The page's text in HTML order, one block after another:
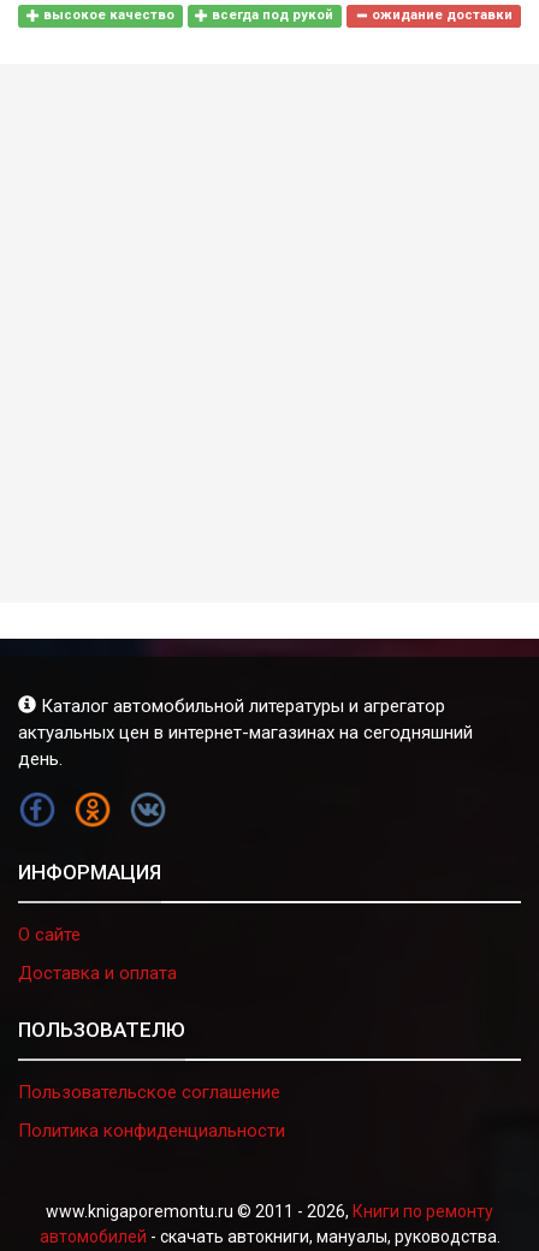
высокое качество всегда под рукой ожидание доставки
Каталог автомобильной литературы и агрегатор
актуальных цен в интернет-магазинах на сегодняшний
день.
FB OK VK
ИНФОРМАЦИЯ
О сайте
Доставка и оплата
ПОЛЬЗОВАТЕЛЮ
Пользовательское соглашение
Политика конфиденциальности
www.knigaporemontu.ru © 2011 - 2026, Книги по ремонту
автомобилей - скачать автокниги, мануалы, руководства.